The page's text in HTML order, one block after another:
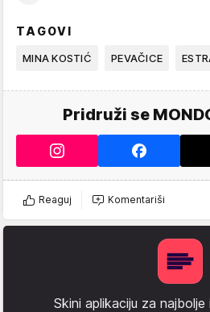
TAGOVI
MINA KOSTIĆ PEVAČICE
Pridruži se
Reaguj Komentariši
Skini aplikaciju za